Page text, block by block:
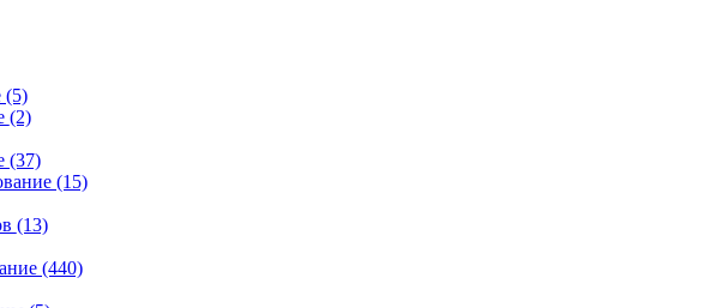
(5)
(2)
(37)
(15)
(13)
(440)